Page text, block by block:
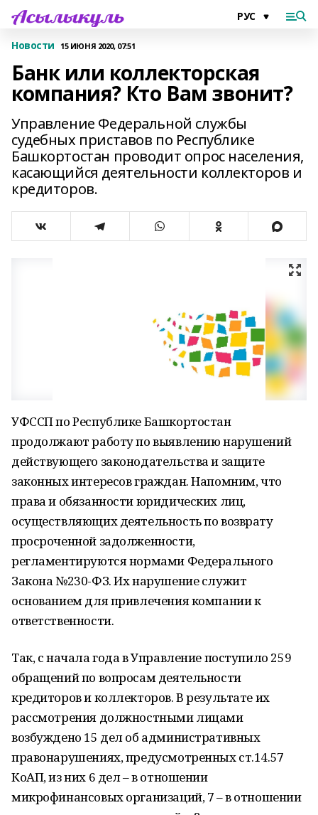
Новости 15 ИЮНЯ 2020, 07:51
Банк или коллекторская
компания? Кто Вам звонит?
Управление Федеральной службы
судебных приставов по Республике
Башкортостан проводит опрос населения,
касающийся деятельности коллекторов и
кредиторов.
УФССП по Республике Башкортостан
продолжают работу по выявлению нарушений
действующего законодательства и защите
законных интересов граждан. Напомним, что
права и обязанности юридических лиц,
осуществляющих деятельность по возврату
просроченной задолженности,
регламентируются нормами Федерального
Закона №230-ФЗ. Их нарушение служит
основанием для привлечения компании к
ответственности.
Так, с начала года в Управление поступило 259
обращений по вопросам деятельности
кредиторов и коллекторов. В результате их
рассмотрения должностными лицами
возбуждено 15 дел об административных
правонарушениях, предусмотренных ст.14.57
КоАП, из них 6 дел – в отношении
микрофинансовых организаций, 7 – в отношении